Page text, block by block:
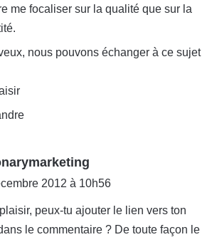
me focaliser sur la qualité que sur la
nous pouvons échanger à ce sujet
i
2012 à 10h56
peux-tu ajouter le lien vers ton
le commentaire ? De toute façon le